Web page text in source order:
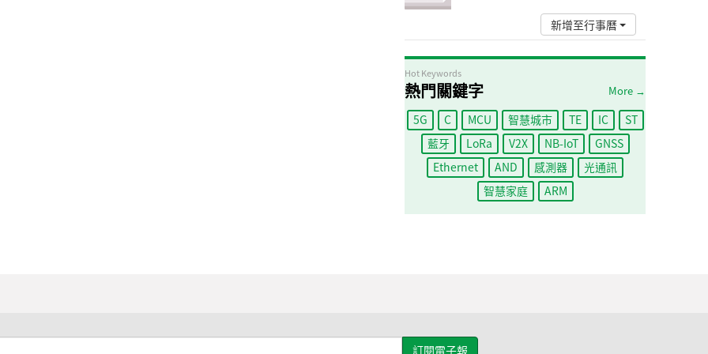
新增至行事曆
Hot Keywords
熱門關鍵字 More →
5G C MCU 智慧城市 TE IC
ST
藍牙
LoRa V2X NB-IoT
GNSS
Ethernet
AND 感測器
光通訊
智慧家庭
ARM